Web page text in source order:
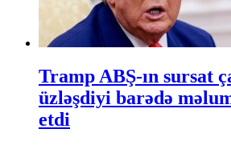
Tramp ABŞ-ın sursat
üzləşdiyi barədə
etdi